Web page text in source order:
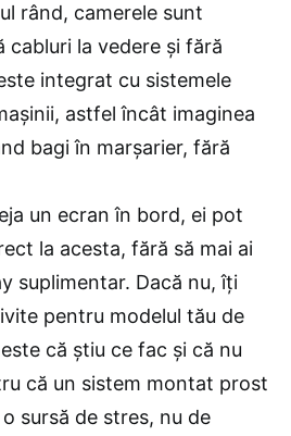
rând, camerele sunt
la vedere și fără
integrat cu sistemele
astfel încât imaginea
bagi în marșarier, fără
un ecran în bord, ei pot
la acesta, fără să mai ai
suplimentar. Dacă nu, îți
pentru modelul tău de
că știu ce fac și că nu
că un sistem montat prost
sursă de stres, nu de